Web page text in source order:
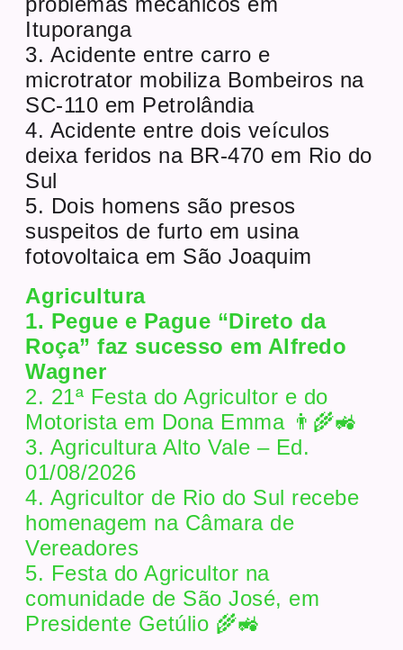
Ituporanga
3. Acidente entre carro e
microtrator mobiliza Bombeiros na
SC-110 em Petrolândia
4. Acidente entre dois veículos
deixa feridos na BR-470 em Rio do
Sul
5. Dois homens são presos
suspeitos de furto em usina
fotovoltaica em São Joaquim
Agricultura
1. Pegue e Pague “Direto da
Roça” faz sucesso em Alfredo
Wagner
2. 21ª Festa do Agricultor e do
Motorista em Dona Emma 👨‍🌾🚜
3. Agricultura Alto Vale – Ed.
01/08/2026
4. Agricultor de Rio do Sul recebe
homenagem na Câmara de
Vereadores
5. Festa do Agricultor na
comunidade de São José, em
Presidente Getúlio 🌾🚜